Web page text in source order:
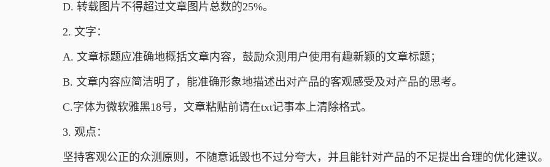
D. 转载图片不得超过文章图片总数的25%。
2. 文字：
A. 文章标题应准确地概括文章内容，鼓励众测用户使用有趣新颖的文章标题；
B. 文章内容应简洁明了，能准确形象地描述出对产品的客观感受及对产品的思考。
C.字体为微软雅黑18号，文章粘贴前请在txt记事本上清除格式。
3. 观点：
坚持客观公正的众测原则，不随意诋毁也不过分夸大，并且能针对产品的不足提出合理的优化建议。